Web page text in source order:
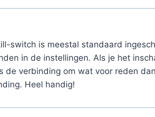
switch is meestal standaard
in de instellingen. Als je het
de verbinding om wat voor reden
Heel handig!